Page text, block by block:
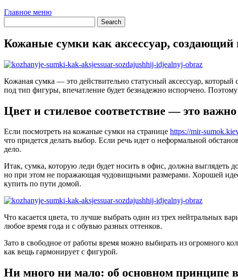
Главное меню
Кожаные сумки как аксессуар, создающий
Кожаная сумка — это действительно статусный аксессуар,
под тип фигуры, впечатление будет безнадежно испорчено.
Цвет и стилевое соответствие — это важно
Если посмотреть на кожаные сумки на странице https://mir-
что придется делать выбор. Если речь идет о неформальной
дело.
Итак, сумка, которую леди будет носить в офис, должна выглядеть
но при этом не поражающая чудовищными размерами. Хорошей
купить по пути домой.
Что касается цвета, то лучше выбрать один из трех нейтральных
любое время года и с обувью разных оттенков.
Зато в свободное от работы время можно выбирать из огромного
как вещь гармонирует с фигурой.
Ни много ни мало: об основном принципе